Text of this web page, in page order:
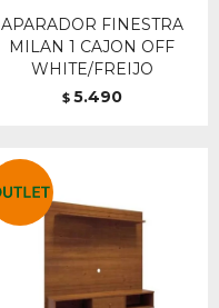
APARADOR FINESTRA
MILAN 1 CAJON OFF
WHITE/FREIJO
$ 5.490